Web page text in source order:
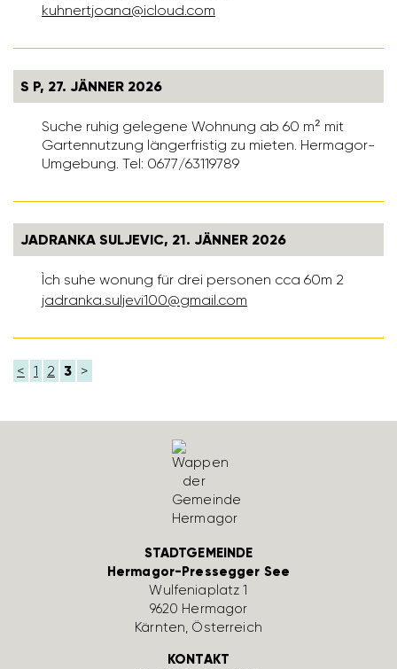
kuhnert­joana@icloud.com
S P, 27. JÄNNER 2026
Suche ruhig gelegene Wohnung ab 60 m² mit
Gartennutzung längerfristig zu mieten. Hermagor-
Umgebung. Tel: 0677/63119789
JADRANKA SULJEVIC, 21. JÄNNER 2026
Ìch suhe wonung für drei personen cca 60m 2
jadranka.sulje­vi100@gmail.com
< 1 2 3 >
STADTGEMEINDE
Hermagor-Pressegger See
Wulfe­nia­platz 1
9620 Hermagor
Kärnten, Öster­reich
KONTAKT